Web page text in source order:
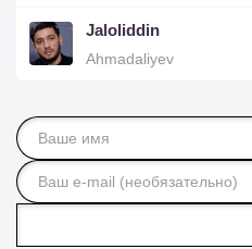
Jaloliddin
Ahmadaliyev